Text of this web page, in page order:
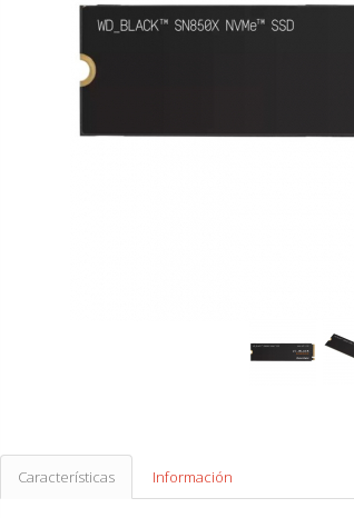
Características Información